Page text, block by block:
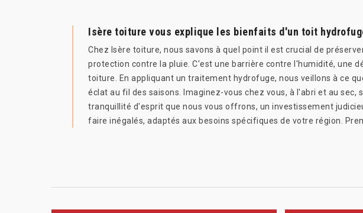
Isère toiture vous explique les bienfaits d'un toit
Chez Isère toiture, nous savons à quel point il est crucial de
protection contre la pluie. C'est une barrière contre l'humidité, une
toiture. En appliquant un traitement hydrofuge, nous veillons à ce
éclat au fil des saisons. Imaginez-vous chez vous, à l'abri et au
tranquillité d'esprit que nous vous offrons, un investissement
faire inégalés, adaptés aux besoins spécifiques de votre région.